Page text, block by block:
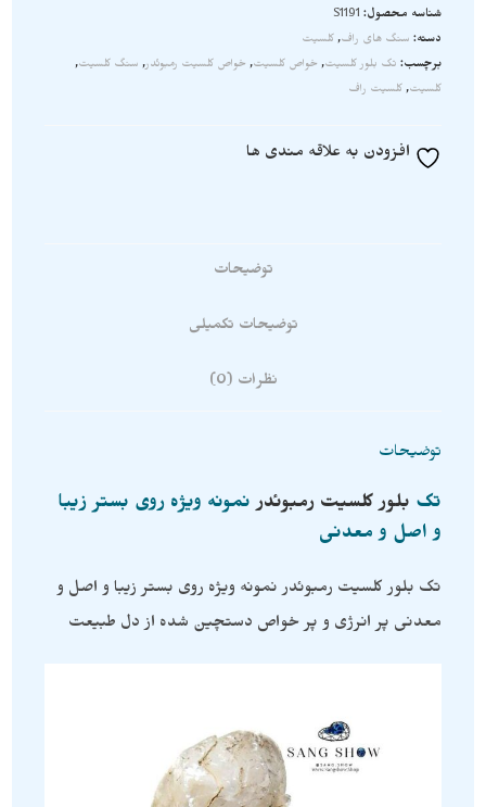
شناسه محصول: S1191
دسته: سنگ های راف, کلسیت
برچسب: تک بلور کلسیت, خواص کلسیت, خواص کلسیت رمبوئدر, سنگ کلسیت,
کلسیت, کلسیت راف
افزودن به علاقه مندی ها
توضیحات
توضیحات تکمیلی
نظرات (0)
توضیحات
تک بلور کلسیت رمبوئدرنمونه ویژه روی بستر زیبا
و اصل و معدنی
تک بلور کلسیت رمبوئدر نمونه ویژه روی بستر زیبا و اصل و
معدنی پر انرژی و پر خواص دستچین شده از دل طبیعت